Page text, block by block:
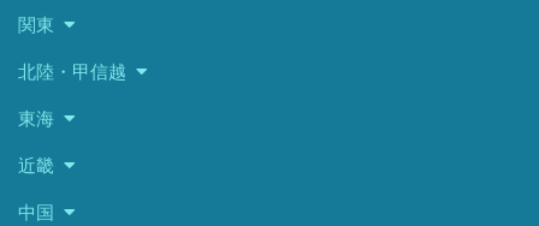
関東
北陸・甲信越
東海
近畿
中国